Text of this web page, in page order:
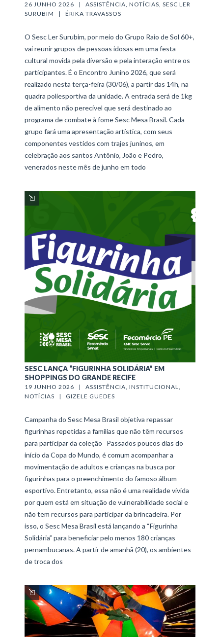
26 JUNHO 2026   | ASSISTÊNCIA, NOTÍCIAS, SESC LER
SURUBIM
   |
ÉRIKA TRAVASSOS
O Sesc Ler Surubim, por meio do Grupo Raio de Sol 60+,
vai reunir grupos de pessoas idosas em uma festa
cultural movida pela diversão e pela interação entre os
participantes. É o Encontro Junino 2026, que será
realizado nesta terça-feira (30/06), a partir das 14h, na
quadra poliesportiva da unidade. A entrada será de 1kg
de alimento não perecível que será destinado ao
programa de combate à fome Sesc Mesa Brasil. Cada
grupo fará uma apresentação artística, com seus
componentes vestidos com trajes juninos, em
celebração aos santos Antônio, João e Pedro,
venerados neste mês de junho em todo
SESC LANÇA “FIGURINHA SOLIDÁRIA” EM
SHOPPINGS DO GRANDE RECIFE
19 JUNHO 2026   | ASSISTÊNCIA, INSTITUCIONAL
NOTÍCIAS
   |
GIZELE GUEDES
Campanha do Sesc Mesa Brasil objetiva repassar
figurinhas repetidas a famílias que não têm recursos
para participar da coleção Passados poucos dias do
início da Copa do Mundo, é comum acompanhar a
movimentação de adultos e crianças na busca por
figurinhas para o preenchimento do famoso álbum
esportivo. Entretanto, essa não é uma realidade vivida
por quem está em situação de vulnerabilidade social e
não tem recursos para participar da brincadeira. Por
isso, o Sesc Mesa Brasil está lançando a “Figurinha
Solidária” para beneficiar pelo menos 180 crianças
pernambucanas. A partir de amanhã (20), os ambientes
de troca dos